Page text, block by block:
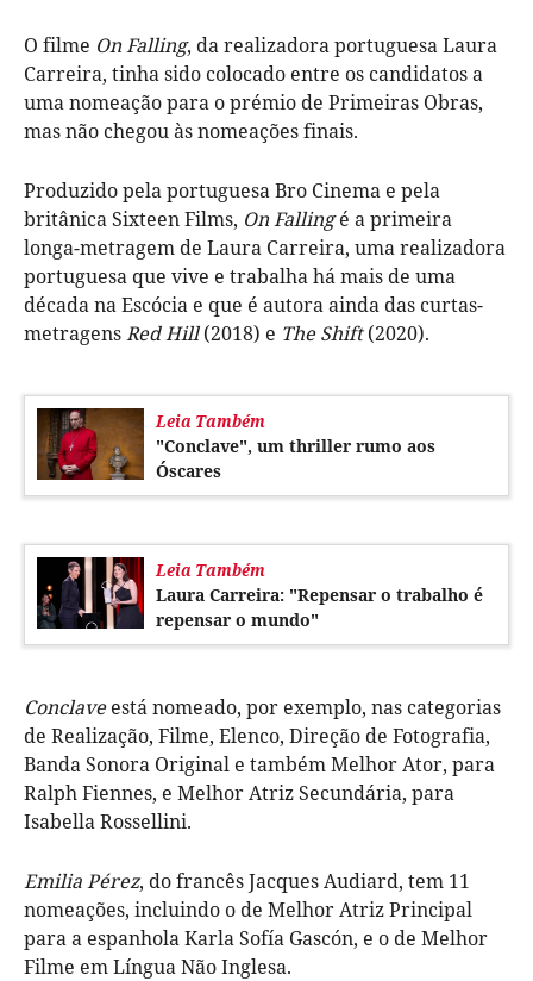
O filme On Falling, da realizadora portuguesa Laura
Carreira, tinha sido colocado entre os candidatos a
uma nomeação para o prémio de Primeiras Obras,
mas não chegou às nomeações finais.
Produzido pela portuguesa Bro Cinema e pela
britânica Sixteen Films, On Fallingé a primeira
longa-metragem de Laura Carreira, uma realizadora
portuguesa que vive e trabalha há mais de uma
década na Escócia e que é autora ainda das curtas-
metragensRed Hill(2018) e The Shift(2020).
Leia Também
"Conclave", um thriller rumo aos
Óscares
Leia Também
Laura Carreira: "Repensar o trabalho é
repensar o mundo"
Conclaveestá nomeado, por exemplo, nas categorias
de Realização, Filme, Elenco, Direção de Fotografia,
Banda Sonora Original e também Melhor Ator, para
Ralph Fiennes, e Melhor Atriz Secundária, para
Isabella Rossellini.
Emilia Pérez, do francês Jacques Audiard, tem 11
nomeações, incluindo o de Melhor Atriz Principal
para a espanhola Karla Sofía Gascón, e o de Melhor
Filme em Língua Não Inglesa.